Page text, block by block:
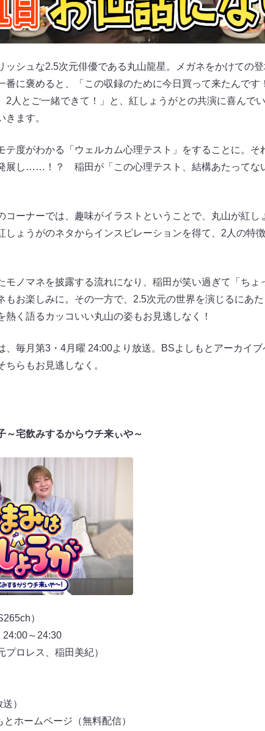
ッシュな2.5次元俳優である丸山龍星。メガネをかけての
に褒めると、「この収録のために今日買って来たんです
2人とご一緒できて！」と、紅しょうがとの共演に喜んで
ます。
テ度がわかる「ウェルカム心理テスト」をすることに。そ
展し……！？ 稲田が「この心理テスト、結構あたってな
コーナーでは、趣味がイラストということで、丸山が紅し
ょうがのネタからインスピレーションを得て、2人の特
モノマネを披露する流れになり、稲田が笑い過ぎて「ち
もお楽しみに。その一方で、2.5次元の世界を演じるにあ
熱く語るカッコいい丸山の姿もお見逃しなく！
、毎月第3・4月曜 24:00より放送。BSよしもとアーカイ
ちらもお見逃しなく。
宅飲みするからウチ来ぃや～
）
）24:00～24:30
ロレス、稲田美紀）
）
ホームページ（無料配信）